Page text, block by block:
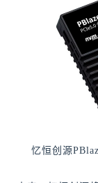
忆恒创源